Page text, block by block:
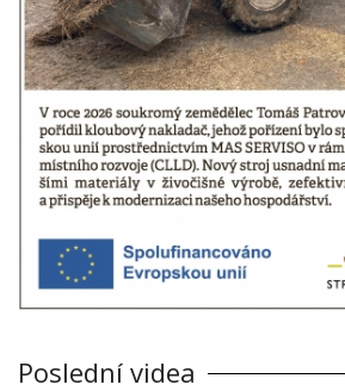
Poslední videa